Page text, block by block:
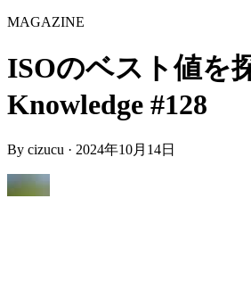
MAGAZINE
ISOのベスト値を
Knowledge #128
By cizucu · 2024年10月14日